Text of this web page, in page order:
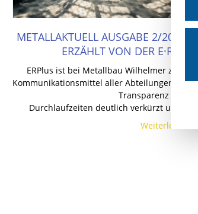
METALLAKTUELL AUSGABE 2/2021 –
ERZÄHLT VON DER
ERPlus ist bei Metallbau Wilhelmer
Kommunikationsmittel aller Abteilungen und
Transparenz
Durchlaufzeiten deutlich verkürzt und die
Weiterlesen »